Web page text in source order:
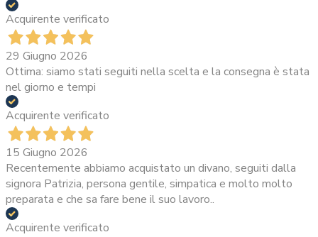
Acquirente verificato
29 Giugno 2026
Ottima: siamo stati seguiti nella scelta e la consegna è stata
nel giorno e tempi
Acquirente verificato
15 Giugno 2026
Recentemente abbiamo acquistato un divano, seguiti dalla
signora Patrizia, persona gentile, simpatica e molto molto
preparata e che sa fare bene il suo lavoro..
Acquirente verificato